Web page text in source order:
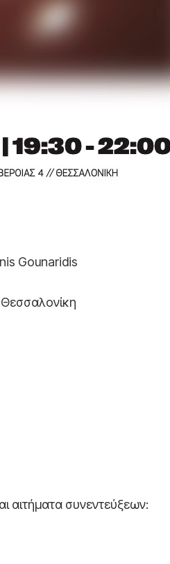
Gounaridis
αιτήματα συνεντεύξεων: